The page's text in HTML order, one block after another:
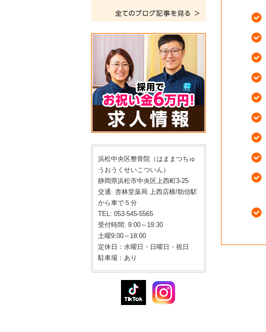
浜松中央区整骨院（はままつちゅ
うおうくせいこついん）
静岡県浜松市中央区上西町3-25
交通: 杏林堂薬局 上西店横/助信駅
から車で５分
TEL: 053-545-5565
受付時間: 9:00～19:30
土曜9:00～18:00
定休日：水曜日・日曜日・祝日
駐車場：あり